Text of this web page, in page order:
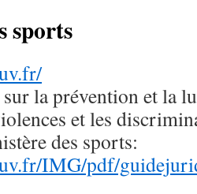
sports
la prévention et la
et les
des sports:
IMG/pdf/